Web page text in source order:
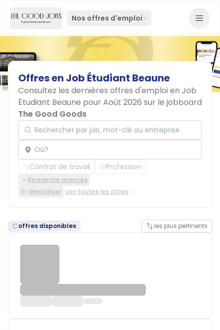
Nos offres d'emploi
Offresen Job Étudiant Beaune
Consultez les dernières offres d'emploi en Job
Étudiant Beaune pour Août 2026 sur le jobboard
The Good Goods
Rechercher par job, mot-clé ou entreprise
Localisation
Contrat de travail Profession
Recherche avancée
réinitialiser voir toutes les offres
offres disponibles les plus pertinents